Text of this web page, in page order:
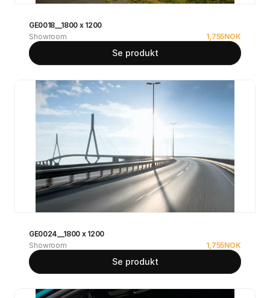
GE0018__1800 x 1200
Showroom
1,755NOK
Se produkt
GE0024__1800 x 1200
Showroom
1,755NOK
Se produkt